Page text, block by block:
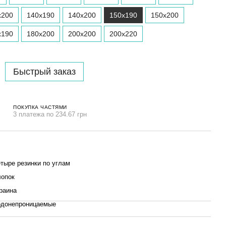
140x190 140x200 150x190 150x200
180x200 200x200 200x220
Быстрый заказ
ПОКУПКА ЧАСТЯМИ
3 платежа по 234.67 грн
резинки по углам